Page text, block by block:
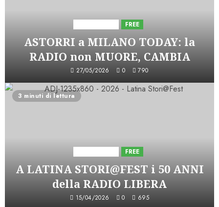
FREE
ASTORRI a MILANO TODAY: la
RADIO non MUORE, CAMBIA
27/05/2026 0 790
3 minuti di lettura
FREE
A LATINA STORI@FEST i 50 ANNI
della RADIO LIBERA
15/04/2026 0 695